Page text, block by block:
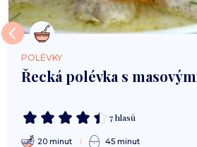
POLÉVKY
Řecká polévka s
7 hlasů
20 minut 45 minut